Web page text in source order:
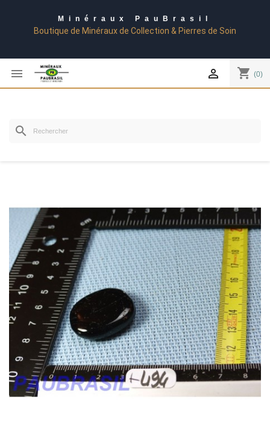
Minéraux PauBrasil
Boutique de Minéraux de Collection & Pierres de Soin
 shopping_cart (0)

search